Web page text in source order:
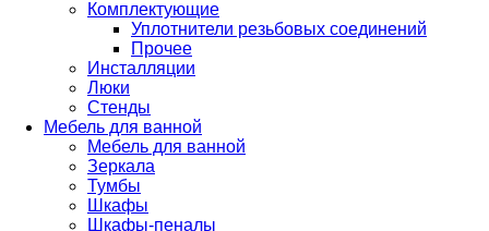
Комплектующие
Уплотнители резьбовых соединений
Прочее
Инсталляции
Люки
Стенды
Мебель для ванной
Мебель для ванной
Зеркала
Тумбы
Шкафы
Шкафы-пеналы